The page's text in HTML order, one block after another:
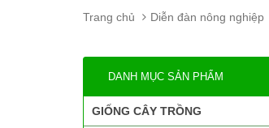
Trang chủ Diễn đàn nông nghiệp
DANH MỤC SẢN PHẨM
GIỐNG CÂY TRỒNG